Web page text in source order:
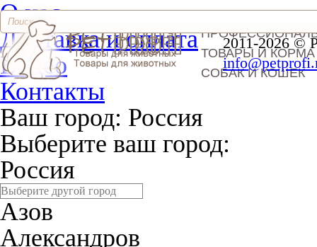
О нас
Доставка и оплата
Видео
Контакты
Ваш город: Россия
Выберите ваш город:
Россия
Азов
Александров
ТОВАРЫ И
СОБАК И КОШЕК
2011-2026 ©